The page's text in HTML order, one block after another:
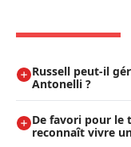
Russell peut-il
Antonelli ?
De favori pour le
reconnaît vivre